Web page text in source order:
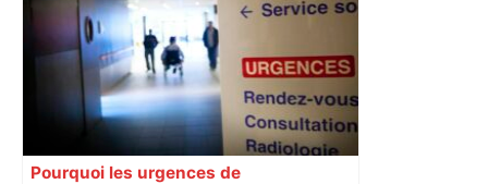
dynamique qui nous oblige à la
responsabilité" – Franceinfo
Pourquoi les urgences de